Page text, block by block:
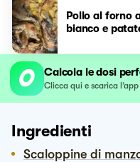
Pollo al forno
bianco e
Calcola le dosi
Clicca qui e scarica
Ingredienti
Scaloppine di